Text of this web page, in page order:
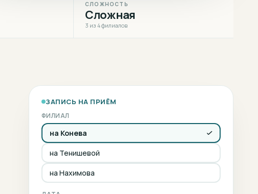
СЛОЖНОСТЬ
Сложная
3 из 4 филиалов
ЗАПИСЬ НА ПРИЁМ
ФИЛИАЛ
на Конева
на Тенишевой
на Нахимова